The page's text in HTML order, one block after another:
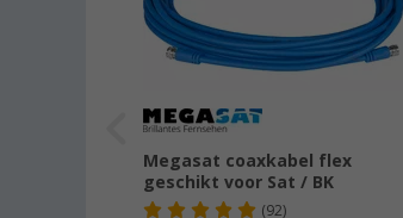
Megasat coaxkabel flex
geschikt voor Sat / BK
(92)